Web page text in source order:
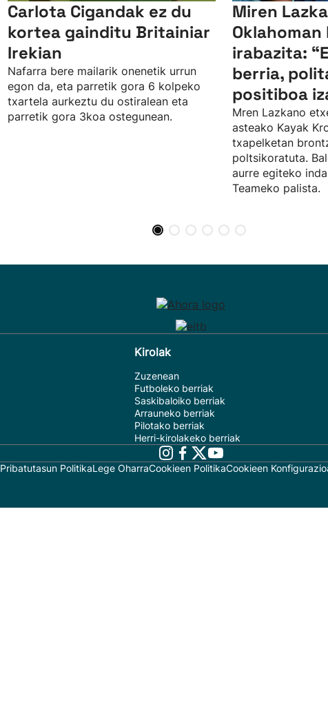
Carlota Cigandak ez du
kortea gainditu Britainiar
Irekian
Nafarra bere mailarik onenetik urrun
egon da, eta parretik gora 6 kolpeko
txartela aurkeztu du ostiralean eta
parretik gora 3koa ostegunean.
Miren
irabazita:
berria,
positiboa
Mren Lazkano
asteako Kayak
txapelketan
poltsikoratuta.
aurre egiteko
Teameko palista.
Kirolak
Zuzenean
Futboleko berriak
Saskibaloiko berriak
Arrauneko berriak
Pilotako berriak
Herri-kirolakeko berriak
Pribatutasun PolitikaLege OharraCookieen PolitikaCookieen